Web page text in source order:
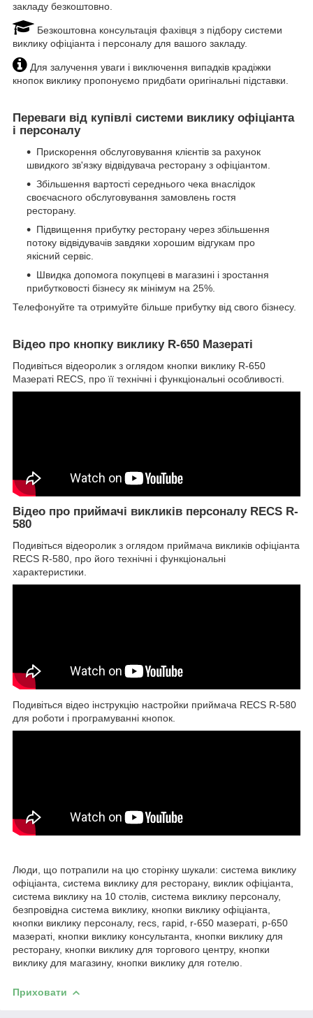
закладу безкоштовно.
Безкоштовна консультація фахівця з підбору системи
виклику офіціанта і персоналу для вашого закладу.
Для залучення уваги і виключення випадків крадіжки
кнопок виклику пропонуємо придбати оригінальні підставки.
Переваги від купівлі системи виклику офіціанта
і персоналу
Прискорення обслуговування клієнтів за рахунок
швидкого зв'язку відвідувача ресторану з офіціантом.
Збільшення вартості середнього чека внаслідок
своєчасного обслуговування замовлень гостя
ресторану.
Підвищення прибутку ресторану через збільшення
потоку відвідувачів завдяки хорошим відгукам про
якісний сервіс.
Швидка допомога покупцеві в магазині і зростання
прибутковості бізнесу як мінімум на 25%.
Телефонуйте та отримуйте більше прибутку від свого бізнесу.
Відео про кнопку виклику R-650 Мазераті
Подивіться відеоролик з оглядом кнопки виклику R-650
Мазераті RECS, про її технічні і функціональні особливості.
Відео про приймачі викликів персоналу RECS R-
580
Подивіться відеоролик з оглядом приймача викликів офіціанта
RECS R-580, про його технічні і функціональні
характеристики.
Подивіться відео інструкцію настройки приймача RECS R-580
для роботи і програмуванні кнопок.
Люди, що потрапили на цю сторінку шукали: система виклику
офіціанта, система виклику для ресторану, виклик офіціанта,
система виклику на 10 столів, система виклику персоналу,
безпровідна система виклику, кнопки виклику офіціанта,
кнопки виклику персоналу, recs, rapid, r-650 мазераті, р-650
мазераті, кнопки виклику консультанта, кнопки виклику для
ресторану, кнопки виклику для торгового центру, кнопки
виклику для магазину, кнопки виклику для готелю.
Приховати